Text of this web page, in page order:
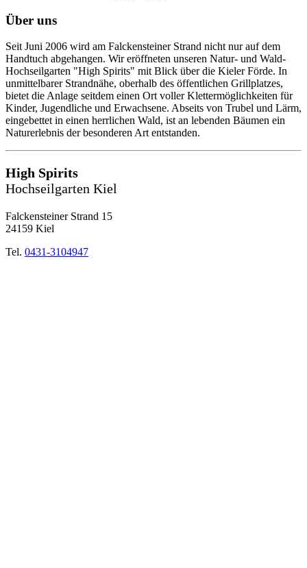
Über uns
Seit Juni 2006 wird am Falckensteiner Strand nicht nur auf dem
Handtuch abgehangen. Wir eröffneten unseren Natur- und Wald-
Hochseilgarten "High Spirits" mit Blick über die Kieler Förde. In
unmittelbarer Strandnähe, oberhalb des öffentlichen Grillplatzes,
bietet die Anlage seitdem einen Ort voller Klettermöglichkeiten für
Kinder, Jugendliche und Erwachsene. Abseits von Trubel und Lärm,
eingebettet in einen herrlichen Wald, ist an lebenden Bäumen ein
Naturerlebnis der besonderen Art entstanden.
High Spirits
Hochseilgarten Kiel
Falckensteiner Strand 15
24159 Kiel
Tel. 0431-3104947